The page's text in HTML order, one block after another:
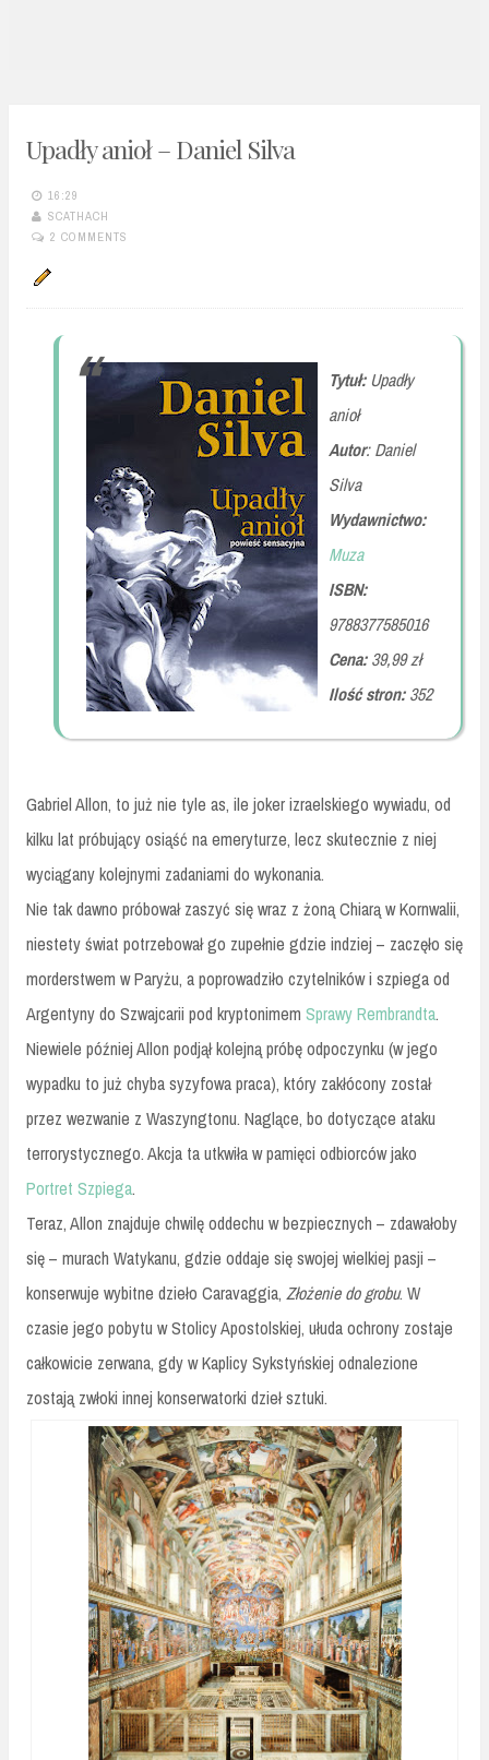
Upadły anioł – Daniel Silva
16:29
SCATHACH
2 COMMENTS
Tytuł:Upadły
anioł
Autor: Daniel
Silva
Wydawnictwo:
Muza
ISBN:
9788377585016
Cena:39,99 zł
Ilość stron:352
Gabriel Allon, to już nie tyle as, ile joker izraelskiego wywiadu, od
kilku lat próbujący osiąść na emeryturze, lecz skutecznie z niej
wyciągany kolejnymi zadaniami do wykonania.
Nie tak dawno próbował zaszyć się wraz z żoną Chiarą w Kornwalii,
niestety świat potrzebował go zupełnie gdzie indziej – zaczęło się
morderstwem w Paryżu, a poprowadziło czytelników i szpiega od
Argentyny do Szwajcarii pod kryptonimem Sprawy Rembrandta.
Niewiele później Allon podjął kolejną próbę odpoczynku (w jego
wypadku to już chyba syzyfowa praca), który zakłócony został
przez wezwanie z Waszyngtonu. Naglące, bo dotyczące ataku
terrorystycznego. Akcja ta utkwiła w pamięci odbiorców jako
Portret Szpiega.
Teraz, Allon znajduje chwilę oddechu w bezpiecznych – zdawałoby
się – murach Watykanu, gdzie oddaje się swojej wielkiej pasji –
konserwuje wybitne dzieło Caravaggia, Złożenie do grobu. W
czasie jego pobytu w Stolicy Apostolskiej, ułuda ochrony zostaje
całkowicie zerwana, gdy w Kaplicy Sykstyńskiej odnalezione
zostają zwłoki innej konserwatorki dzieł sztuki.